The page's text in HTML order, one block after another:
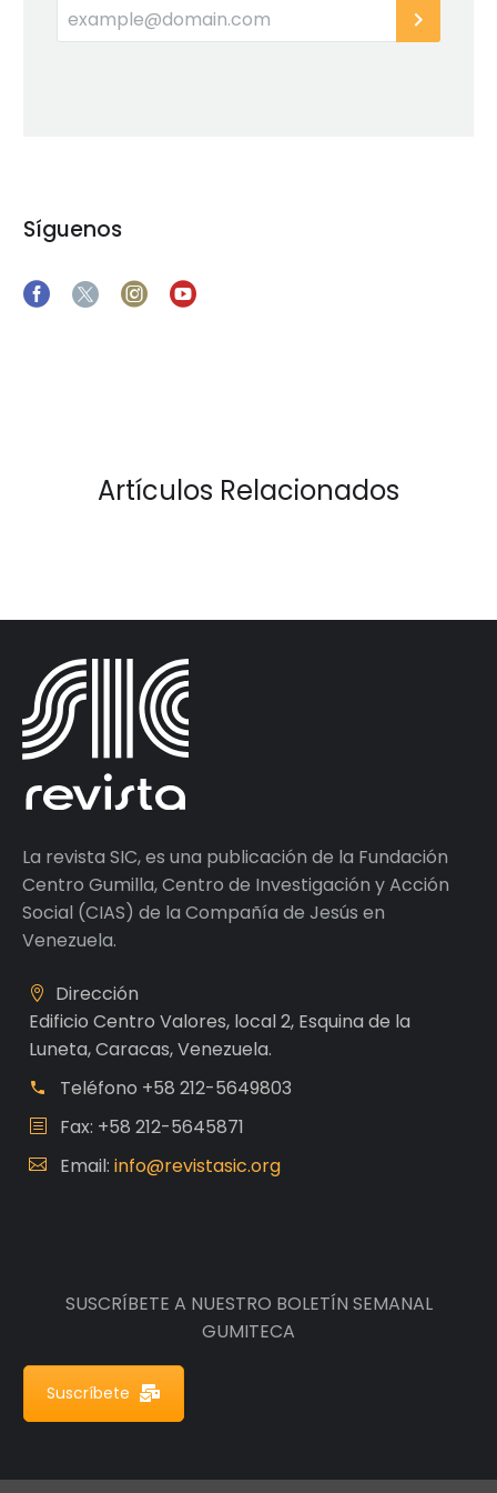
Síguenos
Artículos Relacionados
La revista SIC, es una publicación de la Fundación
Centro Gumilla, Centro de Investigación y Acción
Social (CIAS) de la Compañía de Jesús en
Venezuela.
Dirección
Edificio Centro Valores, local 2, Esquina de la
Luneta, Caracas, Venezuela.
Teléfono +58 212-5649803
Fax: +58 212-5645871
Email: info@revistasic.org
SUSCRÍBETE A NUESTRO BOLETÍN SEMANAL
GUMITECA
Suscríbete